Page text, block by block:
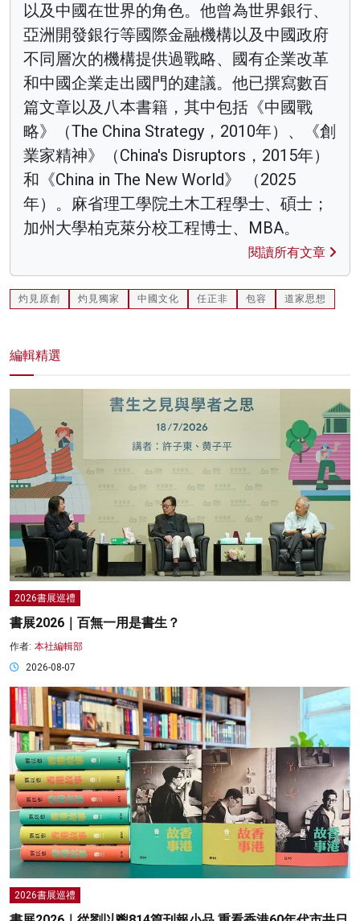
以及中國在世界的角色。他曾為世界銀行、
亞洲開發銀行等國際金融機構以及中國政府
不同層次的機構提供過戰略、國有企業改革
和中國企業走出國門的建議。他已撰寫數百
篇文章以及八本書籍，其中包括《中國戰
略》（The China Strategy，2010年）、《創
業家精神》（China's Disruptors，2015年）
和《China in The New World》 （2025
年）。麻省理工學院土木工程學士、碩士；
加州大學柏克萊分校工程博士、MBA。
閱讀所有文章
灼見原創 灼見獨家 中國文化 任正非 包容 道家思想
編輯精選
2026書展巡禮
書展2026｜百無一用是書生？
作者: 本社編輯部
2026-08-07
2026書展巡禮